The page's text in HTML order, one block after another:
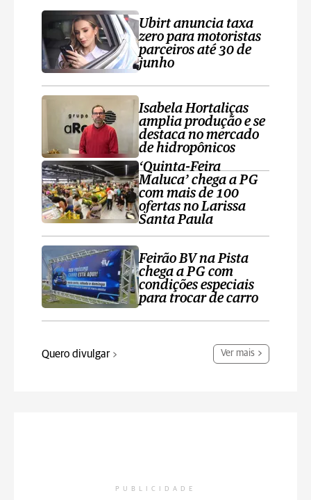
Ubirt anuncia taxa
zero para motoristas
parceiros até 30 de
junho
Isabela Hortaliças
amplia produção e se
destaca no mercado
de hidropônicos
‘Quinta-Feira
Maluca’ chega a PG
com mais de 100
ofertas no Larissa
Santa Paula
Feirão BV na Pista
chega a PG com
condições especiais
para trocar de carro
Quero divulgar Ver mais
PUBLICIDADE